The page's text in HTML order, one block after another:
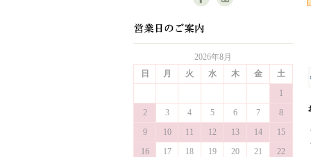
2026年8月
日
月 火 水 木 金
土
1
2
3 4 5 6 7
8
9
10 11 12 13 14
15
16
17 18 19 20 21
22